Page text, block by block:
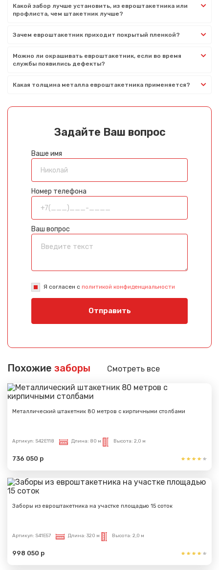
Какой забор лучше установить, из евроштакетника или
профлиста, чем штакетник лучше?
Зачем евроштакетник приходит покрытый пленкой?
Можно ли окрашивать евроштакетник, если во время
службы появились дефекты?
Какая толщина металла евроштакетника применяется?
Задайте Ваш вопрос
Ваше имя
Номер телефона
Ваш вопрос
Я согласен с политикой конфиденциальности
Отправить
Похожие заборы Смотреть все
Металлический штакетник 80 метров с кирпичными столбами
Артикул: S42E118 Длина: 80 м Высота: 2,0 м
736 050 р
Заборы из евроштакетника на участке площадью 15 соток
Артикул: S41E57 Длина: 320 м Высота: 2,0 м
998 050 р